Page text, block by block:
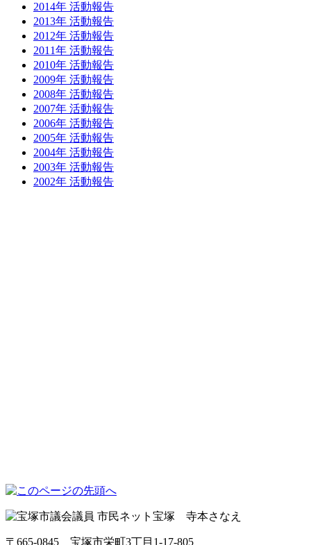
2014年 活動報告
2013年 活動報告
2012年 活動報告
2011年 活動報告
2010年 活動報告
2009年 活動報告
2008年 活動報告
2007年 活動報告
2006年 活動報告
2005年 活動報告
2004年 活動報告
2003年 活動報告
2002年 活動報告
〒665-0845 宝塚市栄町3丁目1-17-805